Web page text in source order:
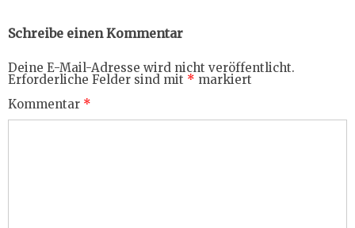
Schreibe einen Kommentar
Deine E-Mail-Adresse wird nicht veröffentlicht.
Erforderliche Felder sind mit * markiert
Kommentar *